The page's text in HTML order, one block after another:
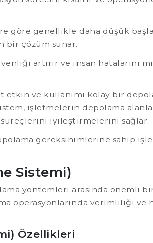
göre genellikle daha düşük
bir çözüm sunar.
artırır ve insan hatalarını
etkin ve kullanımı kolay bir
işletmelerin depolama
süreçlerini iyileştirmelerini sağlar.
gereksinimlerine sahip
Sistemi)
yöntemleri arasında önemli
operasyonlarında verimliliği ve
Özellikleri